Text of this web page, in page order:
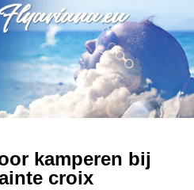
kamperen bij
croix